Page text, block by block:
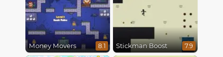
Money Movers 8.1 Stickman Boost 7.9